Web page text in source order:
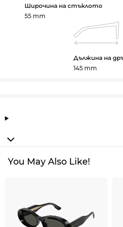
Широчина на стъклото
55 mm
Дължина на
145 mm
You May Also Like!